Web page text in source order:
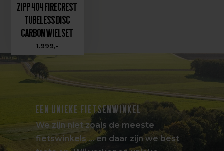
Zipp 404 Firecrest
Tubeless Disc
Carbon Wielset
1.999,-
EEN UNIEKE FIETSENWINKEL
We zijn niet zoals de meeste
fietswinkels … en daar zijn we best